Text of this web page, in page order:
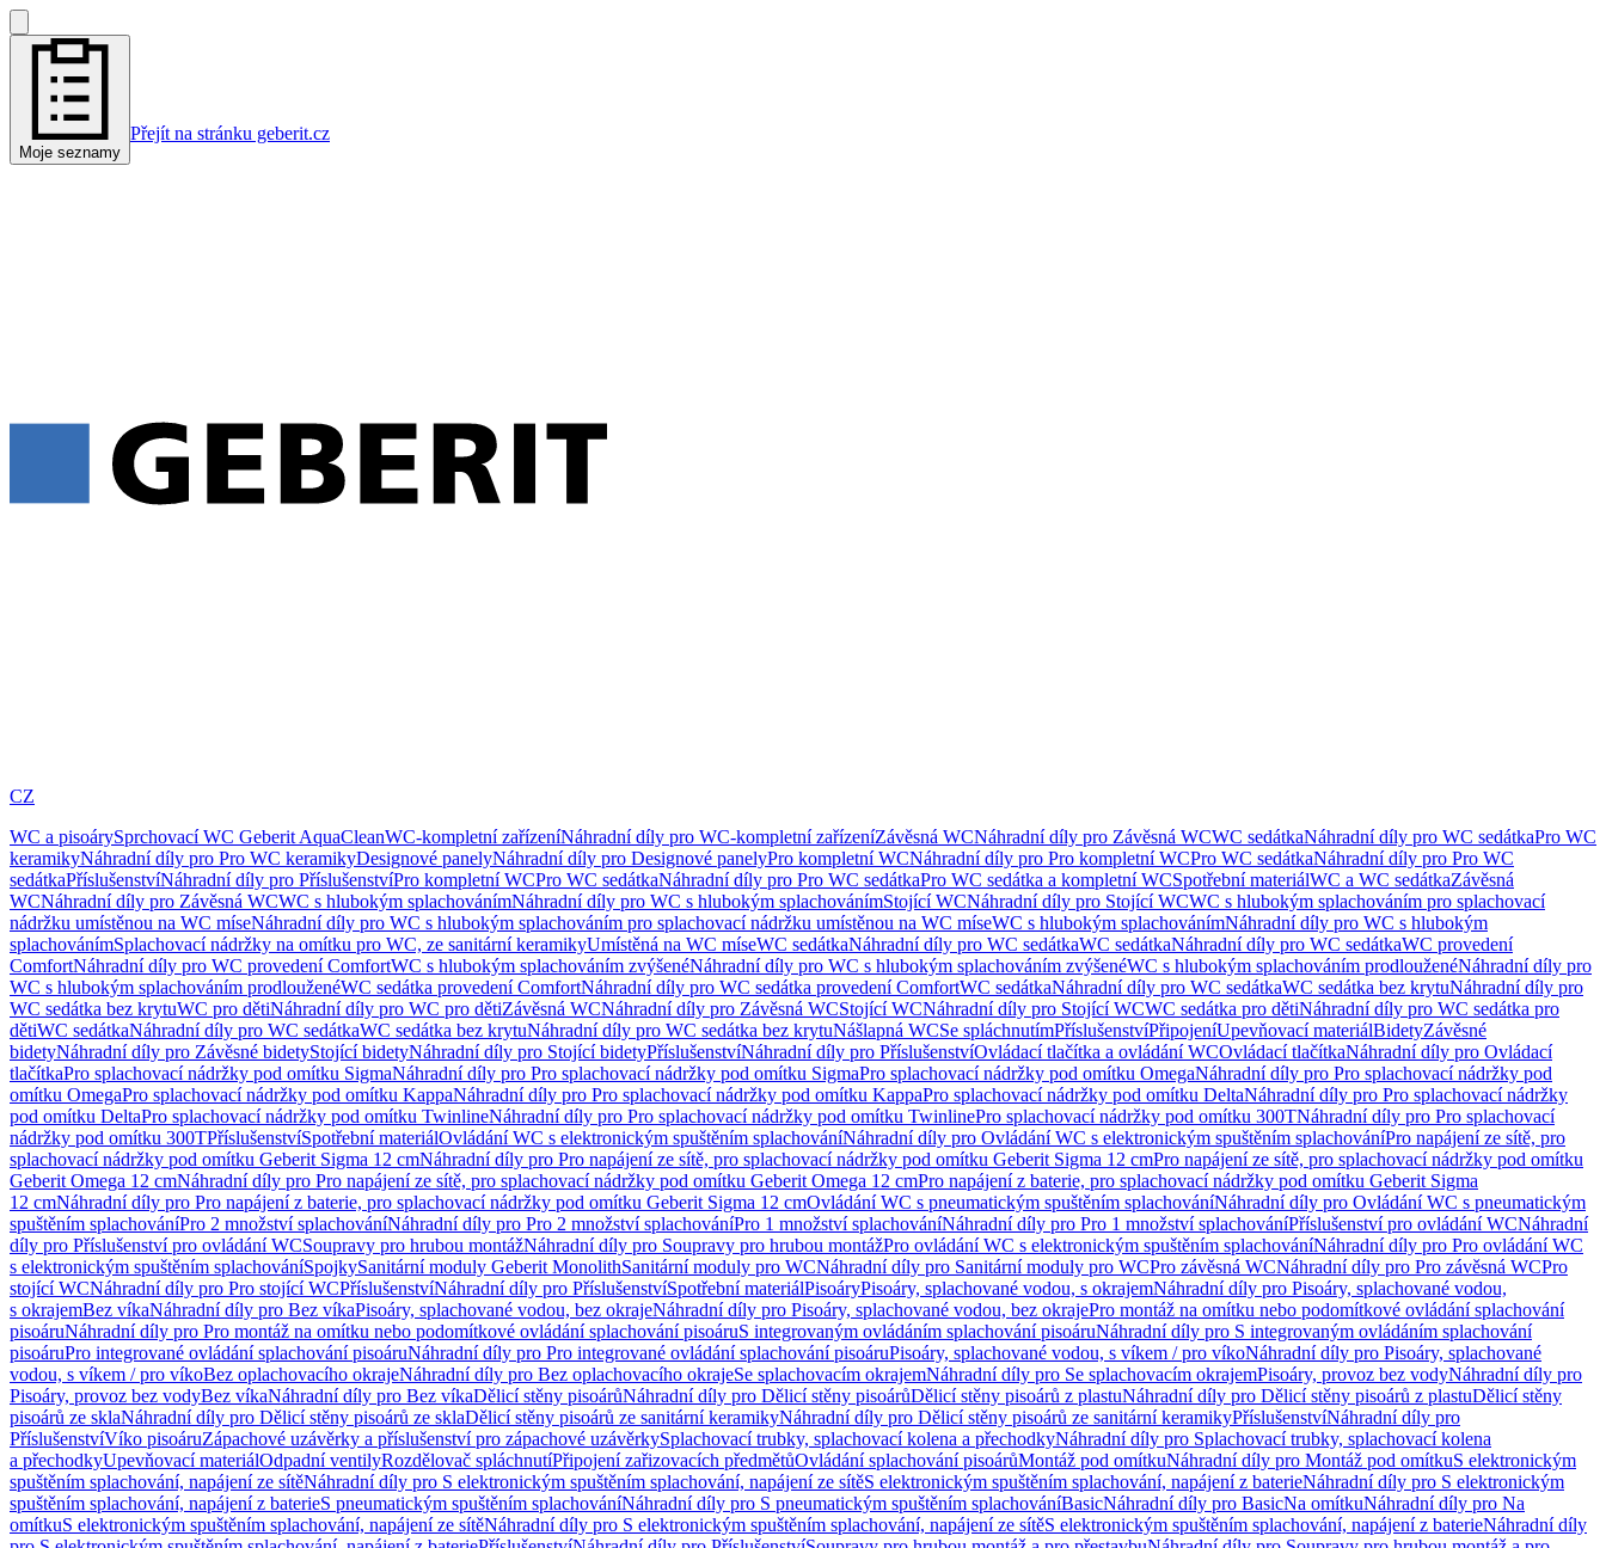
Moje seznamy
Přejít na stránku geberit.cz
CZ
WC a pisoárySprchovací WC Geberit AquaCleanWC-kompletní zařízeníNáhradní díly pro WC-kompletní zařízeníZávěsná WCNáhradní díly pro Závěsná WCWC sedátkaNáhradní díly pro WC sedátkaPro WC
keramikyNáhradní díly pro Pro WC keramikyDesignové panelyNáhradní díly pro Designové panelyPro kompletní WCNáhradní díly pro Pro kompletní WCPro WC sedátkaNáhradní díly pro Pro WC
sedátkaPříslušenstvíNáhradní díly pro PříslušenstvíPro kompletní WCPro WC sedátkaNáhradní díly pro Pro WC sedátkaPro WC sedátka a kompletní WCSpotřební materiálWC a WC sedátkaZávěsná
WCNáhradní díly pro Závěsná WCWC s hlubokým splachovánímNáhradní díly pro WC s hlubokým splachovánímStojící WCNáhradní díly pro Stojící WCWC s hlubokým splachováním pro splachovací
nádržku umístěnou na WC míseNáhradní díly pro WC s hlubokým splachováním pro splachovací nádržku umístěnou na WC míseWC s hlubokým splachovánímNáhradní díly pro WC s hlubokým
splachovánímSplachovací nádržky na omítku pro WC, ze sanitární keramikyUmístěná na WC míseWC sedátkaNáhradní díly pro WC sedátkaWC sedátkaNáhradní díly pro WC sedátkaWC provedení
ComfortNáhradní díly pro WC provedení ComfortWC s hlubokým splachováním zvýšenéNáhradní díly pro WC s hlubokým splachováním zvýšenéWC s hlubokým splachováním prodlouženéNáhradní díly pro
WC s hlubokým splachováním prodlouženéWC sedátka provedení ComfortNáhradní díly pro WC sedátka provedení ComfortWC sedátkaNáhradní díly pro WC sedátkaWC sedátka bez krytuNáhradní díly pro
WC sedátka bez krytuWC pro dětiNáhradní díly pro WC pro dětiZávěsná WCNáhradní díly pro Závěsná WCStojící WCNáhradní díly pro Stojící WCWC sedátka pro dětiNáhradní díly pro WC sedátka pro
dětiWC sedátkaNáhradní díly pro WC sedátkaWC sedátka bez krytuNáhradní díly pro WC sedátka bez krytuNášlapná WCSe spláchnutímPříslušenstvíPřipojeníUpevňovací materiálBidetyZávěsné
bidetyNáhradní díly pro Závěsné bidetyStojící bidetyNáhradní díly pro Stojící bidetyPříslušenstvíNáhradní díly pro PříslušenstvíOvládací tlačítka a ovládání WCOvládací tlačítkaNáhradní díly pro Ovládací
tlačítkaPro splachovací nádržky pod omítku SigmaNáhradní díly pro Pro splachovací nádržky pod omítku SigmaPro splachovací nádržky pod omítku OmegaNáhradní díly pro Pro splachovací nádržky pod
omítku OmegaPro splachovací nádržky pod omítku KappaNáhradní díly pro Pro splachovací nádržky pod omítku KappaPro splachovací nádržky pod omítku DeltaNáhradní díly pro Pro splachovací nádržky
pod omítku DeltaPro splachovací nádržky pod omítku TwinlineNáhradní díly pro Pro splachovací nádržky pod omítku TwinlinePro splachovací nádržky pod omítku 300TNáhradní díly pro Pro splachovací
nádržky pod omítku 300TPříslušenstvíSpotřební materiálOvládání WC s elektronickým spuštěním splachováníNáhradní díly pro Ovládání WC s elektronickým spuštěním splachováníPro napájení ze sítě, pro
splachovací nádržky pod omítku Geberit Sigma 12 cmNáhradní díly pro Pro napájení ze sítě, pro splachovací nádržky pod omítku Geberit Sigma 12 cmPro napájení ze sítě, pro splachovací nádržky pod omítku
Geberit Omega 12 cmNáhradní díly pro Pro napájení ze sítě, pro splachovací nádržky pod omítku Geberit Omega 12 cmPro napájení z baterie, pro splachovací nádržky pod omítku Geberit Sigma
12 cmNáhradní díly pro Pro napájení z baterie, pro splachovací nádržky pod omítku Geberit Sigma 12 cmOvládání WC s pneumatickým spuštěním splachováníNáhradní díly pro Ovládání WC s pneumatickým
spuštěním splachováníPro 2 množství splachováníNáhradní díly pro Pro 2 množství splachováníPro 1 množství splachováníNáhradní díly pro Pro 1 množství splachováníPříslušenství pro ovládání WCNáhradní
díly pro Příslušenství pro ovládání WCSoupravy pro hrubou montážNáhradní díly pro Soupravy pro hrubou montážPro ovládání WC s elektronickým spuštěním splachováníNáhradní díly pro Pro ovládání WC
s elektronickým spuštěním splachováníSpojkySanitární moduly Geberit MonolithSanitární moduly pro WCNáhradní díly pro Sanitární moduly pro WCPro závěsná WCNáhradní díly pro Pro závěsná WCPro
stojící WCNáhradní díly pro Pro stojící WCPříslušenstvíNáhradní díly pro PříslušenstvíSpotřební materiálPisoáryPisoáry, splachované vodou, s okrajemNáhradní díly pro Pisoáry, splachované vodou,
s okrajemBez víkaNáhradní díly pro Bez víkaPisoáry, splachované vodou, bez okrajeNáhradní díly pro Pisoáry, splachované vodou, bez okrajePro montáž na omítku nebo podomítkové ovládání splachování
pisoáruNáhradní díly pro Pro montáž na omítku nebo podomítkové ovládání splachování pisoáruS integrovaným ovládáním splachování pisoáruNáhradní díly pro S integrovaným ovládáním splachování
pisoáruPro integrované ovládání splachování pisoáruNáhradní díly pro Pro integrované ovládání splachování pisoáruPisoáry, splachované vodou, s víkem / pro víkoNáhradní díly pro Pisoáry, splachované
vodou, s víkem / pro víkoBez oplachovacího okrajeNáhradní díly pro Bez oplachovacího okrajeSe splachovacím okrajemNáhradní díly pro Se splachovacím okrajemPisoáry, provoz bez vodyNáhradní díly pro
Pisoáry, provoz bez vodyBez víkaNáhradní díly pro Bez víkaDělicí stěny pisoárůNáhradní díly pro Dělicí stěny pisoárůDělicí stěny pisoárů z plastuNáhradní díly pro Dělicí stěny pisoárů z plastuDělicí stěny
pisoárů ze sklaNáhradní díly pro Dělicí stěny pisoárů ze sklaDělicí stěny pisoárů ze sanitární keramikyNáhradní díly pro Dělicí stěny pisoárů ze sanitární keramikyPříslušenstvíNáhradní díly pro
PříslušenstvíVíko pisoáruZápachové uzávěrky a příslušenství pro zápachové uzávěrkySplachovací trubky, splachovací kolena a přechodkyNáhradní díly pro Splachovací trubky, splachovací kolena
a přechodkyUpevňovací materiálOdpadní ventilyRozdělovač spláchnutíPřipojení zařizovacích předmětůOvládání splachování pisoárůMontáž pod omítkuNáhradní díly pro Montáž pod omítkuS elektronickým
spuštěním splachování, napájení ze sítěNáhradní díly pro S elektronickým spuštěním splachování, napájení ze sítěS elektronickým spuštěním splachování, napájení z baterieNáhradní díly pro S elektronickým
spuštěním splachování, napájení z baterieS pneumatickým spuštěním splachováníNáhradní díly pro S pneumatickým spuštěním splachováníBasicNáhradní díly pro BasicNa omítkuNáhradní díly pro Na
omítkuS elektronickým spuštěním splachování, napájení ze sítěNáhradní díly pro S elektronickým spuštěním splachování, napájení ze sítěS elektronickým spuštěním splachování, napájení z baterieNáhradní díly